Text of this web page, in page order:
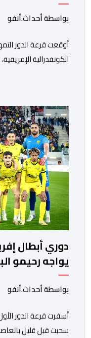
بواسطة أحداث.أنفو
أوقعت قرعة الدور
الكونفدرالية
ووسط القارة.
مواجهة المتأهل من
واريورز النيجيري
دوري أبطال
يواجه رحيمو
بواسطة أحداث.أنفو
أسفرت قرعة الدور
سحبت قبل قليل